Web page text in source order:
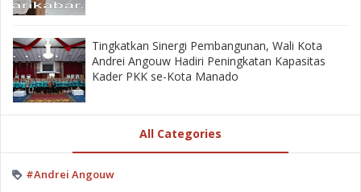
‎Tingkatkan Sinergi Pembangunan, Wali Kota
Andrei Angouw Hadiri Peningkatan Kapasitas
Kader PKK se-Kota Manado
All Categories
#Andrei Angouw